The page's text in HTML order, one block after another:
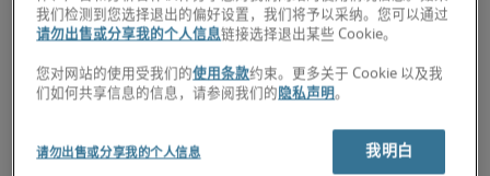
业资格。
小型企业：<1亿元
我们检测到您选择退出的偏好设置，我们将予以采纳。您可以通过
请勿出售或分享我的个人信息链接选择退出某些 Cookie。
您对网站的使用受我们的使用条款约束。更多关于 Cookie 以及我
们如何共享信息的信息，请参阅我们的 隐私声明。
请勿出售或分享我的个人信息 我明白